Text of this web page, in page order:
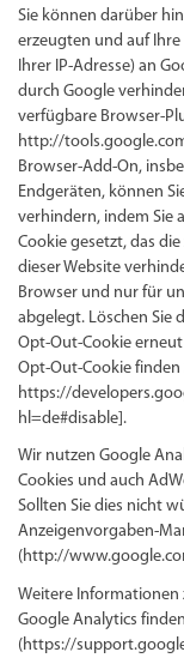
Sie können darüber
erzeugten und auf
Ihrer IP-Adresse) an
durch Google
verfügbare Browser-
http://
Browser-Add-On,
Endgeräten, können
verhindern, indem Sie
Cookie gesetzt, das
dieser Website
Browser und nur für
abgelegt. Löschen Sie
Opt-Out-Cookie
Opt-Out-Cookie finden
https://
hl=de#disable].
Wir nutzen Google
Cookies und auch
Sollten Sie dies nicht
Anzeigenvorgaben-
(http://
Weitere
Google Analytics
(https://